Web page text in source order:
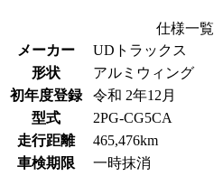
仕様一覧
メーカー
UDトラックス
形状
アルミウィング
初年度登録
令和 2年12月
型式
2PG-CG5CA
走行距離
465,476km
車検期限
一時抹消